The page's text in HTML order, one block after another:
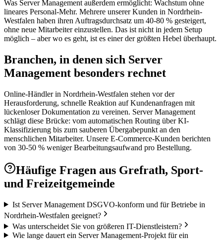
Was Server Management außerdem ermöglicht: Wachstum ohne
lineares Personal-Mehr. Mehrere unserer Kunden in Nordrhein-
Westfalen haben ihren Auftragsdurchsatz um 40-80 % gesteigert,
ohne neue Mitarbeiter einzustellen. Das ist nicht in jedem Setup
möglich – aber wo es geht, ist es einer der größten Hebel überhaupt.
Branchen, in denen sich Server
Management besonders rechnet
Online-Händler in Nordrhein-Westfalen stehen vor der
Herausforderung, schnelle Reaktion auf Kundenanfragen mit
lückenloser Dokumentation zu vereinen. Server Management
schlägt diese Brücke: vom automatischen Routing über KI-
Klassifizierung bis zum sauberen Übergabepunkt an den
menschlichen Mitarbeiter. Unsere E-Commerce-Kunden berichten
von 30-50 % weniger Bearbeitungsaufwand pro Bestellung.
Häufige Fragen aus Grefrath, Sport-
und Freizeitgemeinde
Ist Server Management DSGVO-konform und für Betriebe in
Nordrhein-Westfalen geeignet?
Was unterscheidet Sie von größeren IT-Dienstleistern?
Wie lange dauert ein Server Management-Projekt für ein